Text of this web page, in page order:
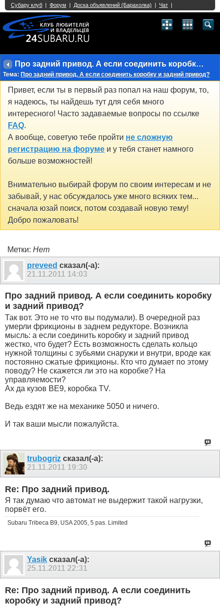
Про задний привод. А если соединить коробку и задний привод?
Тема: Про задний привод. А если соединить коробку и задний привод?
Привет, если ты в первый раз попал на наш форум, то,
я надеюсь, ты найдешь тут для себя много
интересного! Часто задаваемые вопросы по ссылке
FAQ.
А вообще, советую тебе пройти не сложную
регистрацию на форуме и у тебя станет намного
больше возможностей!
Внимательно выбирай форум по своим интересам и не
забывай, у нас обсуждалось уже много всяких тем...
сначала юзай поиск, потом создавай новую тему!
Добро пожаловать!
Метки: Нет
preveed сказал(-а):
21.11.2011 14:03
Про задний привод. А если соединить коробку
и задний привод?
Так вот. Это не то что вы подумали). В очередной раз
умерли фрикционы в заднем редукторе. Возникла
мысль: а если соединить коробку и задний привод
жестко, что будет? Есть возможность сделать кольцо
нужной толщины с зубьями снаружи и внутри, вроде как
постоянно сжатые фрикционы. Кто что думает по этому
поводу? Не скажется ли это на коробке? На
управляемости?
Ах да кузов BE9, коробка TV.
Ведь ездят же на механике 5050 и ничего.
И так ваши мысли пожалуйста.
trubogriz сказал(-а):
21.11.2011 19:30
Re: Про задний привод.
Я так думаю что автомат не выдержит такой нагрузки,
порвёт его.
Subaru Tribeca B9, USA 2005, 5 pas. Limited
Yasik сказал(-а):
25.11.2011 22:31
Re: Про задний привод. А если соединить
коробку и задний привод?
Single Sign On provided byvBSSO
2 3 4 5 6 7 8 9 10 11 12 13 21 22 23 24 25 26
27 28 29 30 31 32 33 40 41 42 43